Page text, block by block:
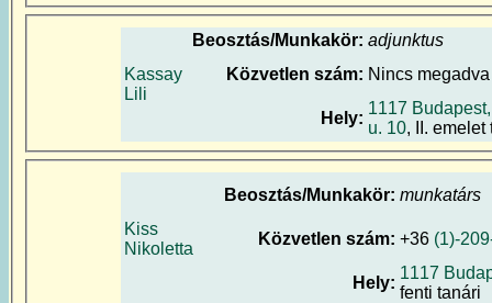
Kassay
Lili
Beosztás/Munkakör: adjunktus
Közvetlen szám: Nincs megadva
Hely:
1117
u. 10, II. emelet
Kiss
Nikoletta
Beosztás/Munkakör: munkatárs
Közvetlen szám: +36 (1)-
Hely:
1117
fenti tanári